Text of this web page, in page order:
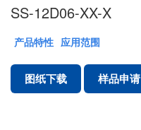
SS-12D06-XX-X
产品特性 应用范围
图纸下载 样品申请